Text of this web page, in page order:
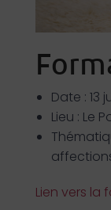
Date : 13
Lieu : Le
Lien vers la